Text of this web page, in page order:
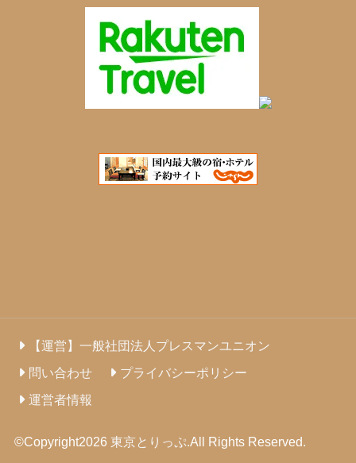
【運営】一般社団法人プレスマンユニオン
問い合わせ
プライバシーポリシー
運営者情報
©Copyright2026 東京とりっぷ.All Rights Reserved.